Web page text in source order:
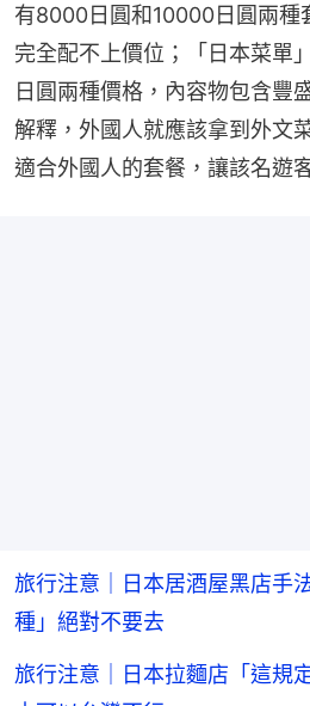
有8000日圓和10000日圓兩種
完全配不上價位；「日本菜單
日圓兩種價格，內容物包含豐
解釋，外國人就應該拿到外文
適合外國人的套餐，讓該名遊
旅行注意｜日本居酒屋黑店
種」絕對不要去
旅行注意｜日本拉麵店「這規